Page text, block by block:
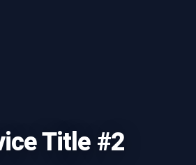
Title #2